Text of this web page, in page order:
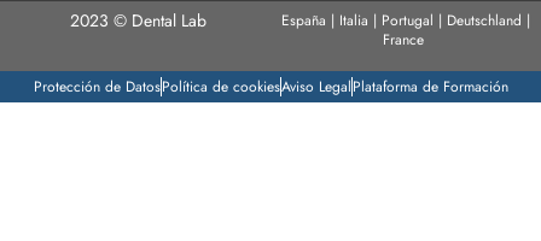
2023 © Dental Lab
España | Italia | Portugal | Deutschland |
France
Protección de DatosPolítica de cookiesAviso LegalPlataforma de Formación